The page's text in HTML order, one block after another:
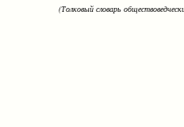
(Толковый словарь